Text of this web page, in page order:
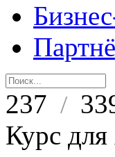
237 /
Курс для